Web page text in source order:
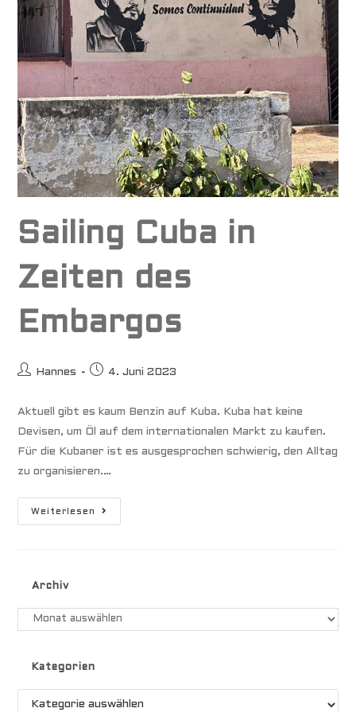
Sailing Cuba in
Zeiten des
Embargos
Beitrags-
Hannes
Beitrag4. Juni 2023
Aktuell gibt es kaum Benzin auf Kuba. Kuba hat keine
Devisen, um Öl auf dem internationalen Markt zu kaufen.
Für die Kubaner ist es ausgesprochen schwierig, den Alltag
zu organisieren.…
Weiterlesen
Sailing
Archiv
Archiv
Kategorien
Kategorien